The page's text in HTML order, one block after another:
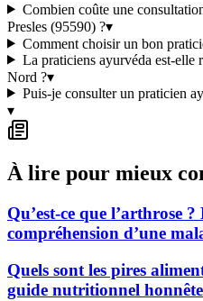
Combien coûte une
Presles (95590) ?▾
Comment choisir un bon
La praticiens ayurvéda est-elle
Nord ?▾
Puis-je consulter un praticien
▾
À lire pour mieux
Qu’est-ce que l’arthrose
compréhension d’une
Quels sont les pires
guide nutritionnel honnête